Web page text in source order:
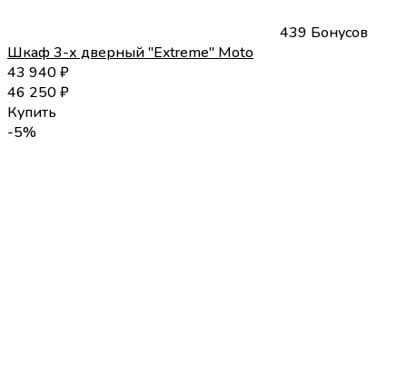
439 Бонусов
Шкаф 3-х дверный "Extreme" Moto
43 940₽
46 250₽
Купить
-5%